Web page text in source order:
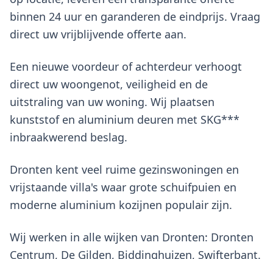
binnen 24 uur en garanderen de eindprijs. Vraag
direct uw vrijblijvende offerte aan.
Een nieuwe voordeur of achterdeur verhoogt
direct uw woongenot, veiligheid en de
uitstraling van uw woning. Wij plaatsen
kunststof en aluminium deuren met SKG***
inbraakwerend beslag.
Dronten kent veel ruime gezinswoningen en
vrijstaande villa's waar grote schuifpuien en
moderne aluminium kozijnen populair zijn.
Wij werken in alle wijken van Dronten: Dronten
Centrum, De Gilden, Biddinghuizen, Swifterbant.